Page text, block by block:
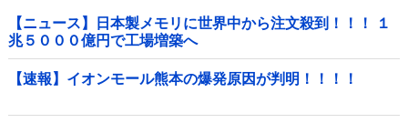
【ニュース】日本製メモリに世界中から注文殺到！！！ １
兆５０００億円で工場増築へ
【速報】イオンモール熊本の爆発原因が判明！！！！